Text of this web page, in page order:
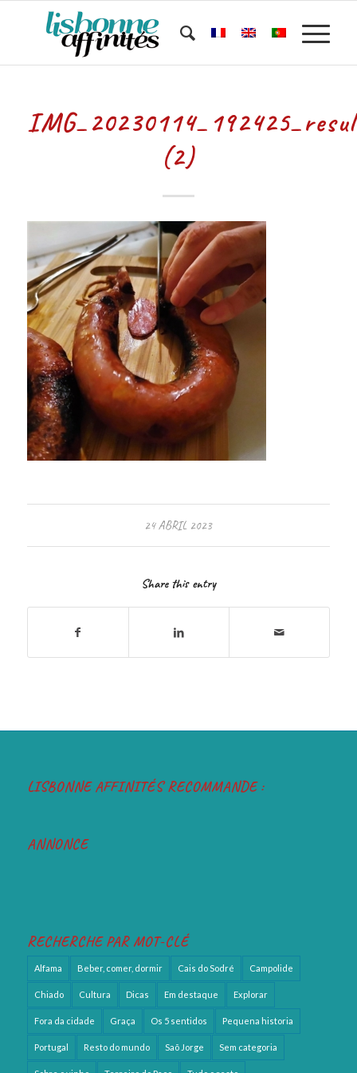
(2)
24 ABRIL 2023
Share this entry
LISBONNE AFFINITÉS RECOMMANDE :
ANNONCE
RECHERCHE PAR MOT-CLÉ
Alfama Beber, comer, dormir Cais do Sodré Campolide
Chiado Cultura Dicas Em destaque Explorar
Fora da cidade Graça Os 5 sentidos Pequena historia
Portugal Resto do mundo Saõ Jorge Sem categoria